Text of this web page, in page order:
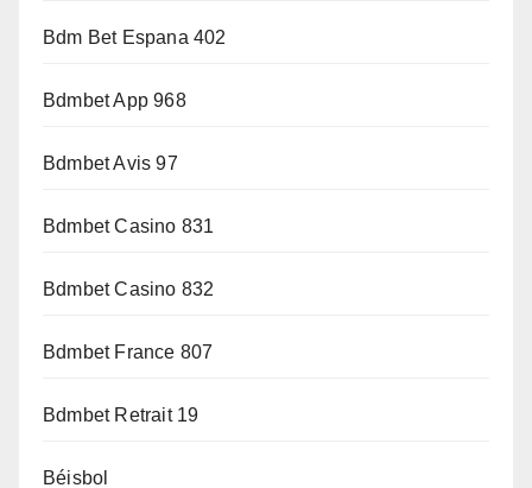
Bdm Bet Espana 402
Bdmbet App 968
Bdmbet Avis 97
Bdmbet Casino 831
Bdmbet Casino 832
Bdmbet France 807
Bdmbet Retrait 19
Béisbol